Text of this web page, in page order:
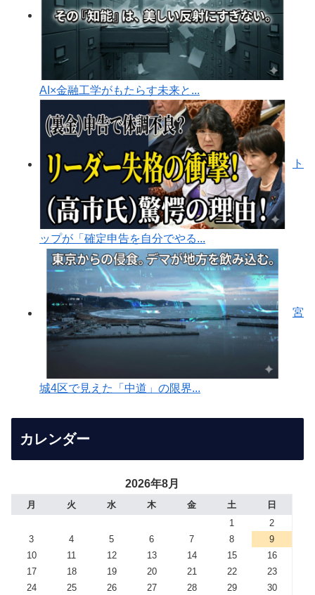
AI×金融工学がもたらす未来と...
ト
ップが「確定申告を自分でやる...
宮
城4区で見えた「中道」の限界...
カレンダー
2026年8月
月 火 水 木 金 土
日
1
2
3
4 5 6 7 8
9
10
11 12 13 14 15
16
17
18 19 20 21 22
23
24
25 26 27 28 29
30